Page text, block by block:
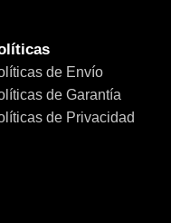
de Envío
de Garantía
de Privacidad